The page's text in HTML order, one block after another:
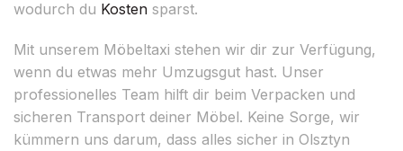
wodurch du Kosten sparst.
Mit unserem Möbeltaxi stehen wir dir zur Verfügung,
wenn du etwas mehr Umzugsgut hast. Unser
professionelles Team hilft dir beim Verpacken und
sicheren Transport deiner Möbel. Keine Sorge, wir
kümmern uns darum, dass alles sicher in Olsztyn